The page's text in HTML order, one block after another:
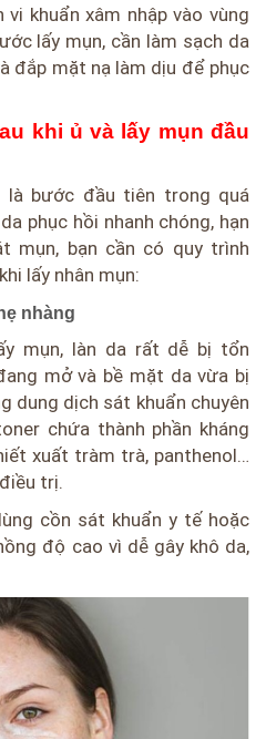
khuẩn xâm nhập vào vùng
lấy mụn, cần làm sạch da
đắp mặt nạ làm dịu để phục
khi ủ và lấy mụn đầu
là bước đầu tiên trong quá
phục hồi nhanh chóng, hạn
mụn, bạn cần có quy trình
lấy nhân mụn:
nhàng
mụn, làn da rất dễ bị tổn
mở và bề mặt da vừa bị
dung dịch sát khuẩn chuyên
chứa thành phần kháng
xuất tràm trà, panthenol…
trị.
cồn sát khuẩn y tế hoặc
độ cao vì dễ gây khô da,